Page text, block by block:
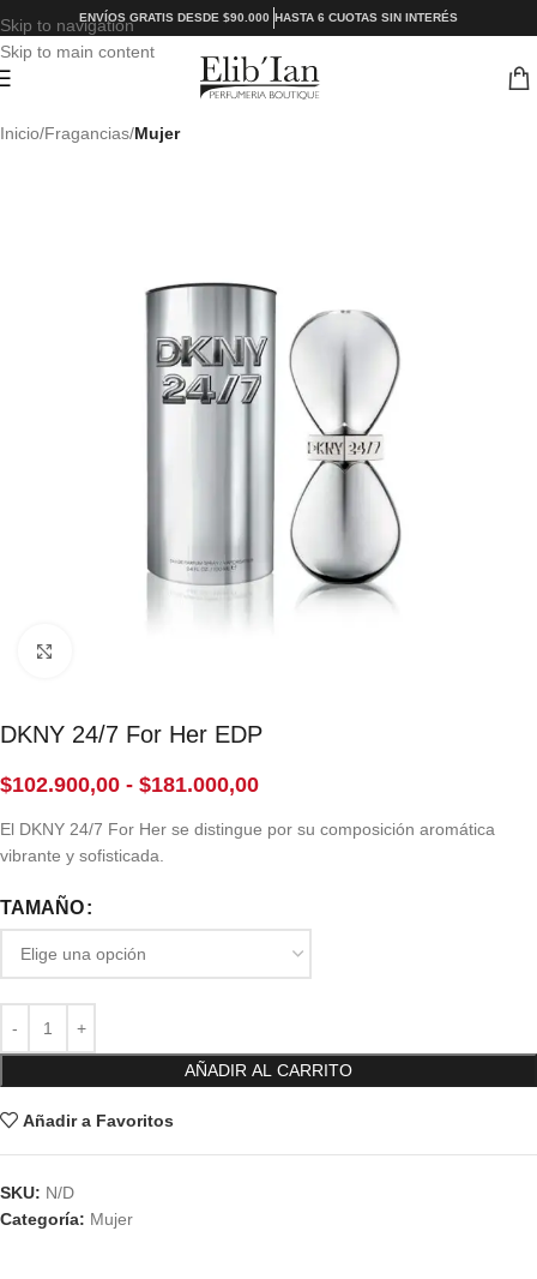
Skip to navigation
Skip to main content
ENVÍOS GRATIS DESDE $90.000 HASTA 6 CUOTAS SIN INTERÉS
Inicio Fragancias Mujer
DKNY 24/7 For Her EDP
$102.900,00 - $181.000,00
El DKNY 24/7 For Her se distingue por su composición aromática
vibrante y sofisticada.
TAMAÑO
AÑADIR AL CARRITO
Añadir a Favoritos
SKU: N/D
Categoría: Mujer